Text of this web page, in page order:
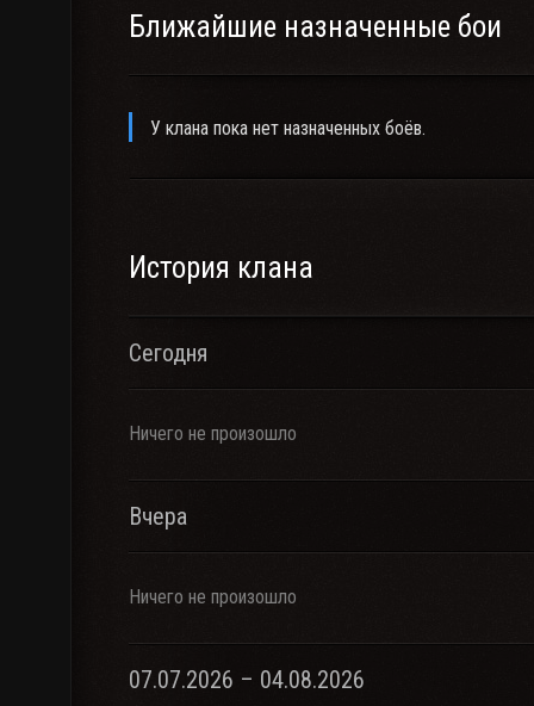
Ближайшие назначенные бои
У клана пока нет назначенных боёв.
История клана
Сегодня
Ничего не произошло
Вчера
Ничего не произошло
07.07.2026 – 04.08.2026